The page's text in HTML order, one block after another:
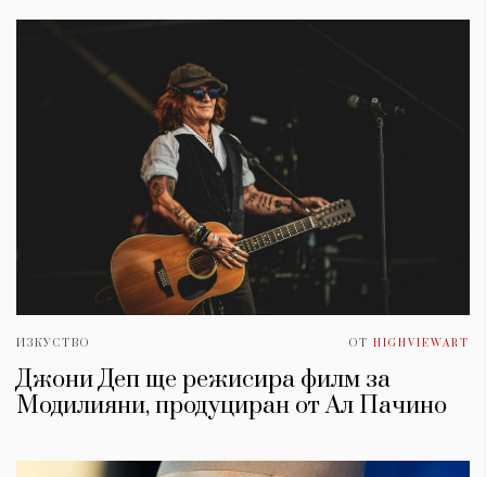
ИЗКУСТВО ОТ HIGHVIEWART
Джони Деп ще режисира филм за
Модилияни, продуциран от Ал Пачино